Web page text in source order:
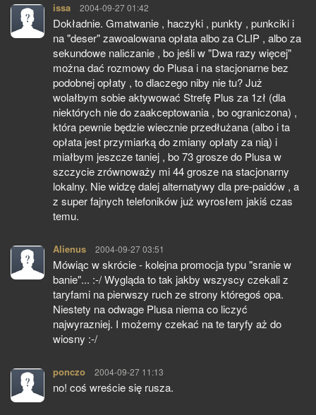
issa pisze:
2004-09-27 01:42
Dokładnie. Gmatwanie , haczyki , punkty , punkciki i
na "deser" zawoalowana opłata albo za CLIP , albo za
sekundowe naliczanie , bo jeśli w "Dwa razy więcej"
można dać rozmowy do Plusa i na stacjonarne bez
podobnej opłaty , to dlaczego niby nie tu? Już
wolałbym sobie aktywować Strefę Plus za 1zł (dla
niektórych nie do zaakceptowania , bo ograniczona) ,
która pewnie będzie wiecznie przedłużana (albo i ta
opłata jest przymiarką do zmiany opłaty za nią) i
miałbym jeszcze taniej , bo 73 grosze do Plusa w
szczycie zrównoważy mi 44 grosze na stacjonarny
lokalny. Nie widzę dalej alternatywy dla pre-paidów , a
z super fajnych telefoników już wyrosłem jakiś czas
temu.
Alienus pisze:
2004-09-27 03:51
Mówiąc w skrócie - kolejna promocja typu "sranie w
banie"... :-/ Wygląda to tak jakby wszyscy czekali z
taryfami na pierwszy ruch ze strony któregoś opa.
Niestety na odwage Plusa niema co liczyć
najwyrazniej. I możemy czekać na te taryfy aż do
wiosny :-/
ponczo pisze:
2004-09-27 11:13
no! coś wreście się rusza.